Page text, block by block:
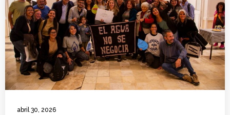
abril 30, 2026